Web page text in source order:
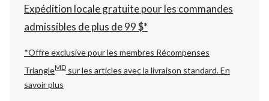
Expédition locale gratuite pour les commandes
admissibles de plus de 99 $*
*Offre exclusive pour les membres Récompenses
TriangleMD sur les articles avec la livraison standard.En
savoir plus